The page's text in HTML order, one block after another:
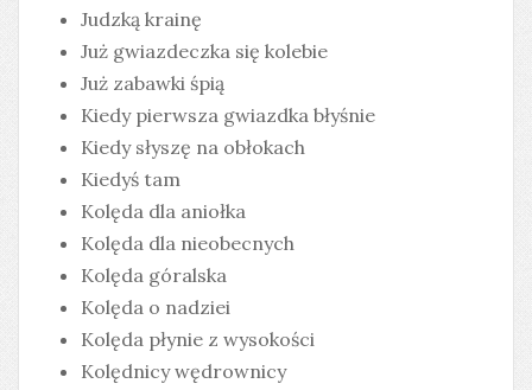
Judzką krainę
Już gwiazdeczka się kolebie
Już zabawki śpią
Kiedy pierwsza gwiazdka błyśnie
Kiedy słyszę na obłokach
Kiedyś tam
Kolęda dla aniołka
Kolęda dla nieobecnych
Kolęda góralska
Kolęda o nadziei
Kolęda płynie z wysokości
Kolędnicy wędrownicy